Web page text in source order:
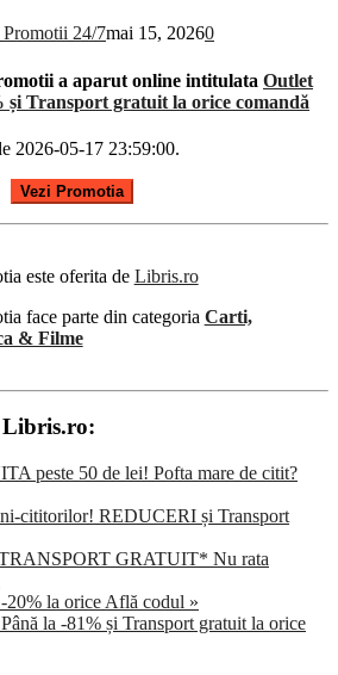
24/7mai 15, 20260
a aparut online intitulata Outlet
și Transport gratuit la orice comandă
2026-05-17 23:59:00.
Vezi Promotia
este oferita de Libris.ro
face parte din categoria Carti,
& Filme
peste 50 de lei! Pofta mare de citit?
cititorilor! REDUCERI și Transport
GRATUIT* Nu rata
la orice Află codul »
la -81% și Transport gratuit la orice